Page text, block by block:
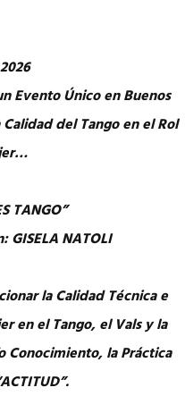
Evento Único en Buenos
del Tango en el Rol
TANGO”
NATOLI
la Calidad Técnica e
en el Tango, el Vals y la
la Práctica